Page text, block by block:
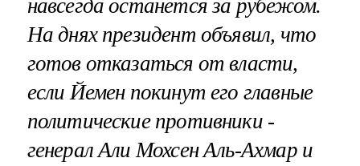
навсегда останется за рубежом.
На днях президент объявил, что
готов отказаться от власти,
если Йемен покинут его главные
политические противники -
генерал Али Мохсен Аль-Ахмар и